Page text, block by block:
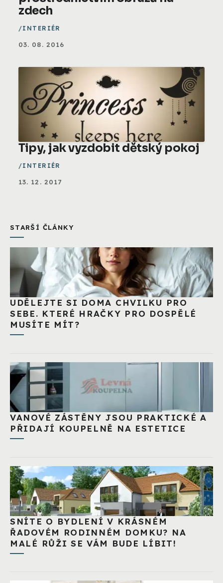
zdech
INTERIÉR
03. 08. 2016
Tipy, jak vyzdobit dětský pokoj
INTERIÉR
13. 12. 2017
STARŠÍ ČLÁNKY
UDĚLEJTE SI DOMA CHVILKU PRO
SEBE. KTERÉ HRAČKY PRO DOSPĚLÉ
MUSÍTE MÍT?
VANOVÉ ZÁSTĚNY JSOU PRAKTICKÉ A
PŘIDAJÍ KOUPELNĚ NA ESTETICE
SNÍTE O BYDLENÍ V KRÁSNÉM
ŘADOVÉM RODINNÉM DOMKU? NA
MALÉ RŮŽI SE VÁM BUDE LÍBIT!